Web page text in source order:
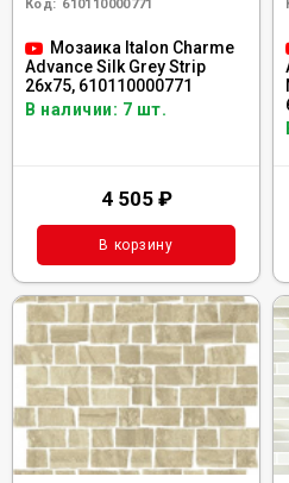
Код: 610110000771
Мозаика Italon Charme
Advance Silk Grey Strip
26x75, 610110000771
В наличии: 7 шт.
4 505 ₽
В корзину